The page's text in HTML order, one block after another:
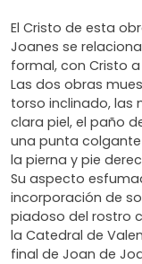
El Cristo de esta
Joanes se
formal, con Cristo
Las dos obras
torso inclinado, las
clara piel, el paño
una punta
la pierna y pie
Su aspecto
incorporación de
piadoso del rostro
la Catedral de
final de Joan de